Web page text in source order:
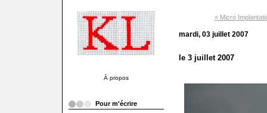
À propos
Pour m'écrire
« Micro
mardi, 03 juillet 2007
le 3 juillet 2007